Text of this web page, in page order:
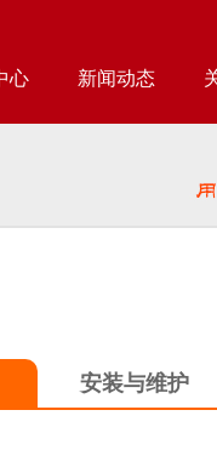
心 新闻动态
安装与维护